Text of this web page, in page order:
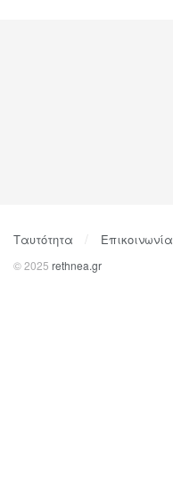
Ταυτότητα Επικοινωνία
© 2025 rethnea.gr